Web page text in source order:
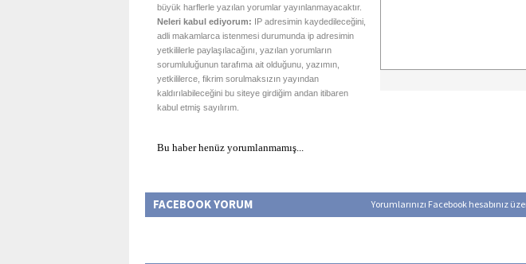
büyük harflerle yazılan yorumlar yayınlanmayacaktır.
Neleri kabul ediyorum: IP adresimin kaydedileceğini,
adli makamlarca istenmesi durumunda ip adresimin
yetkililerle paylaşılacağını, yazılan yorumların
sorumluluğunun tarafıma ait olduğunu, yazımın,
yetkililerce, fikrim sorulmaksızın yayından
kaldırılabileceğini bu siteye girdiğim andan itibaren
kabul etmiş sayılırım.
Bu haber henüz yorumlanmamış...
FACEBOOK YORUM Yorumlarınızı Facebook hesabınız